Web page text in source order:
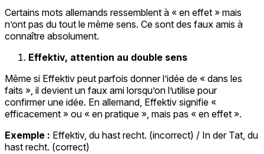
Certains mots allemands ressemblent à « en effet » mais
n’ont pas du tout le même sens. Ce sont des faux amis à
connaître absolument.
Effektiv, attention au double sens
Même si Effektiv peut parfois donner l’idée de « dans les
faits », il devient un faux ami lorsqu’on l’utilise pour
confirmer une idée. En allemand, Effektiv signifie «
efficacement » ou « en pratique », mais pas « en effet ».
Exemple : Effektiv, du hast recht. (incorrect) / In der Tat, du
hast recht. (correct)